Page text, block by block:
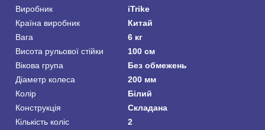
Виробник
iTrike
Країна виробник
Китай
Вага
6 кг
Висота рульової стійки
100 см
Вікова група
Без обмежень
Діаметр колеса
200 мм
Колір
Білий
Конструкція
Складана
Кількість коліс
2